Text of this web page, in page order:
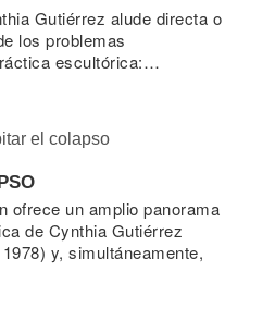
Gutiérrez alude directa o
los problemas
escultórica:…
ofrece un amplio panorama
de Cynthia Gutiérrez
y, simultáneamente,